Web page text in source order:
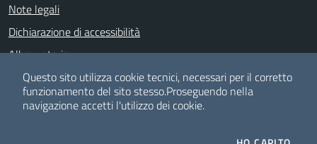
Note legali
Dichiarazione di accessibilità
Albo pretorio
Meccanismo di feedback
Questo sito utilizza cookie tecnici, necessari per il corretto
funzionamento del sito stesso.Proseguendo nella
navigazione accetti l'utilizzo dei cookie.